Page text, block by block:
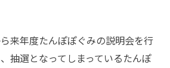
来年度たんぽぽぐみの説明会を行
抽選となってしまっているたんぽ